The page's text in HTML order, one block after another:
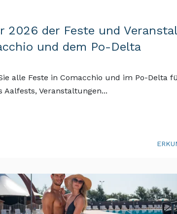
2026 der Feste und
und dem Po-Delta
alle Feste in Comacchio und im Po-Delta
Aalfests, Veranstaltungen...